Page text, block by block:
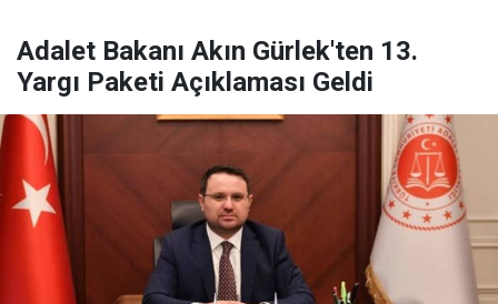
Adalet Bakanı Akın Gürlek'ten 13.
Yargı Paketi Açıklaması Geldi